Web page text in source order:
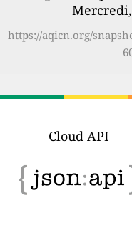
https://aqicn.org/
Cloud API